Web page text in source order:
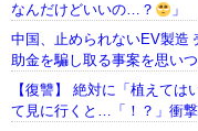
なんだけどいいの…？
」
中国、止められないEV製造
助金を騙し取る事案を思い
【復讐】 絶対に「植えて
て見に行くと…「！？」衝撃